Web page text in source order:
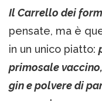
Il Carrello dei
pensate, ma è
in un unico piatto:
primosale
gin e polvere di